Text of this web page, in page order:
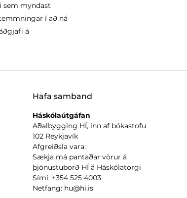
sem myndast
í að ná
á
Hafa samband
Háskólaútgáfan
Aðalbygging HÍ, inn af bókastofu
102 Reykjavík
Afgreiðsla vara:
Sækja má pantaðar vörur á
þjónustuborð HÍ á Háskólatorgi
Sími: +354 525 4003
Netfang: hu@hi.is